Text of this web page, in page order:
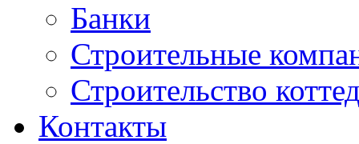
Банки
Строительные
Строительство
Контакты